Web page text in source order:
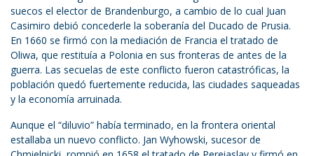
suecos el elector de Brandenburgo, a cambio de lo cual Juan
Casimiro debió concederle la soberanía del Ducado de Prusia.
En 1660 se firmó con la mediación de Francia el tratado de
Oliwa, que restituía a Polonia en sus fronteras de antes de la
guerra. Las secuelas de este conflicto fueron catastróficas, la
población quedó fuertemente reducida, las ciudades saqueadas
y la economía arruinada.
Aunque el “diluvio” había terminado, en la frontera oriental
estallaba un nuevo conflicto. Jan Wyhowski, sucesor de